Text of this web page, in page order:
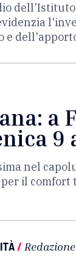
dell'Istituto
e
a
9
nel
il comfort
/ Redazione